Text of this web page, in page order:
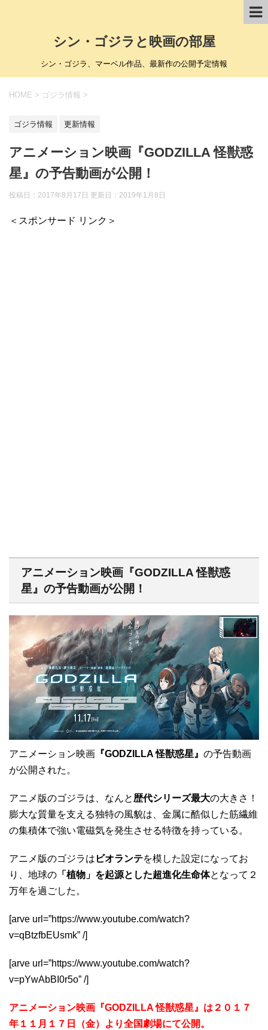
シン・ゴジラと映画の部屋
シン・ゴジラ、マーベル作品、最新作の公開予定情報
HOME > ゴジラ情報 >
ゴジラ情報 更新情報
アニメーション映画『GODZILLA 怪獣惑
星』の予告動画が公開！
投稿日：2017年8月17日 更新日： 2019年1月8日
＜スポンサード リンク＞
アニメーション映画『GODZILLA 怪獣惑
星』の予告動画が公開！
アニメーション映画 『GODZILLA 怪獣惑星』 の予告動画
が公開された。
アニメ版のゴジラは、なんと歴代シリーズ最大の大きさ！
膨大な質量を支える独特の風貌は、金属に酷似した筋繊維
の集積体で強い電磁気を発生させる特徴を持っている。
アニメ版のゴジラは ビオランテを模した設定になってお
り、地球の 「植物」を起源とした超進化生命体となって２
万年を過ごした。
[arve url=”https://www.youtube.com/watch?
v=qBtzfbEUsmk” /]
[arve url=”https://www.youtube.com/watch?
v=pYwAbBI0r5o” /]
アニメーション映画『GODZILLA 怪獣惑星』は２０１７
年１１月１７日（金）より全国劇場にて公開。